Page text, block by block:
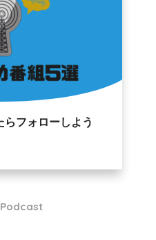
らフォローしよう
Podcast